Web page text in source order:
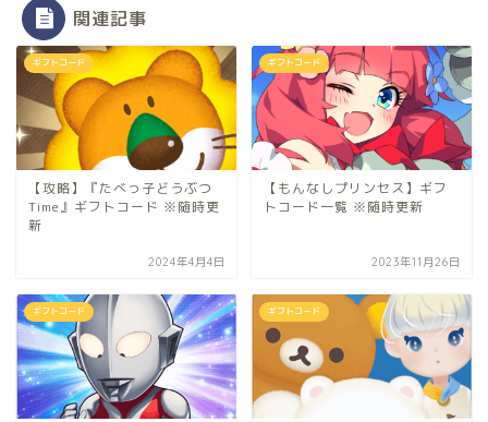
関連記事
ギフトコード
【攻略】『たべっ子どうぶつ
Time』ギフトコード ※随時更
新
2024年4月4日
ギフトコード
【もんなしプリンセス】ギフ
トコード一覧 ※随時更新
2023年11月26日
ギフトコード ギフトコード